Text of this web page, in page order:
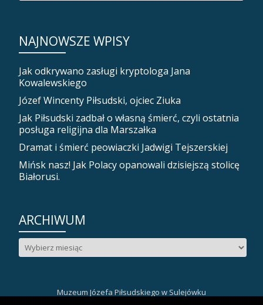
NAJNOWSZE WPISY
Jak odkrywano zasługi kryptologa Jana
Kowalewskiego
Józef Wincenty Piłsudski, ojciec Ziuka
Jak Piłsudski zadbał o własną śmierć, czyli ostatnia
posługa religijna dla Marszałka
Dramat i śmierć peowiaczki Jadwigi Tejszerskiej
Mińsk nasz! Jak Polacy opanowali dzisiejszą stolicę
Białorusi.
ARCHIWUM
Archiwum
Muzeum Józefa Piłsudskiego w Sulejówku